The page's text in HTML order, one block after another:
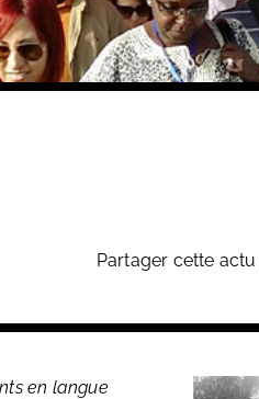
Partager cette
en langue